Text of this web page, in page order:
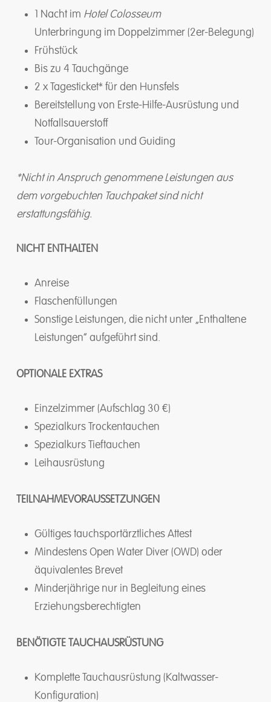
1 Nacht im Hotel Colosseum
Unterbringung im Doppelzimmer (2er-Belegung)
Frühstück
Bis zu 4 Tauchgänge
2 x Tagesticket* für den Hunsfels
Bereitstellung von Erste-Hilfe-Ausrüstung und
Notfallsauerstoff
Tour-Organisation und Guiding
*Nicht in Anspruch genommene Leistungen aus
dem vorgebuchten Tauchpaket sind nicht
erstattungsfähig.
NICHT ENTHALTEN
Anreise
Flaschenfüllungen
Sonstige Leistungen, die nicht unter „Enthaltene
Leistungen“ aufgeführt sind.
OPTIONALE EXTRAS
Einzelzimmer (Aufschlag 30 €)
Spezialkurs Trockentauchen
Spezialkurs Tieftauchen
Leihausrüstung
TEILNAHMEVORAUSSETZUNGEN
Gültiges tauchsportärztliches Attest
Mindestens Open Water Diver (OWD) oder
äquivalentes Brevet
Minderjährige nur in Begleitung eines
Erziehungsberechtigten
BENÖTIGTE TAUCHAUSRÜSTUNG
Komplette Tauchausrüstung (Kaltwasser-
Konfiguration)